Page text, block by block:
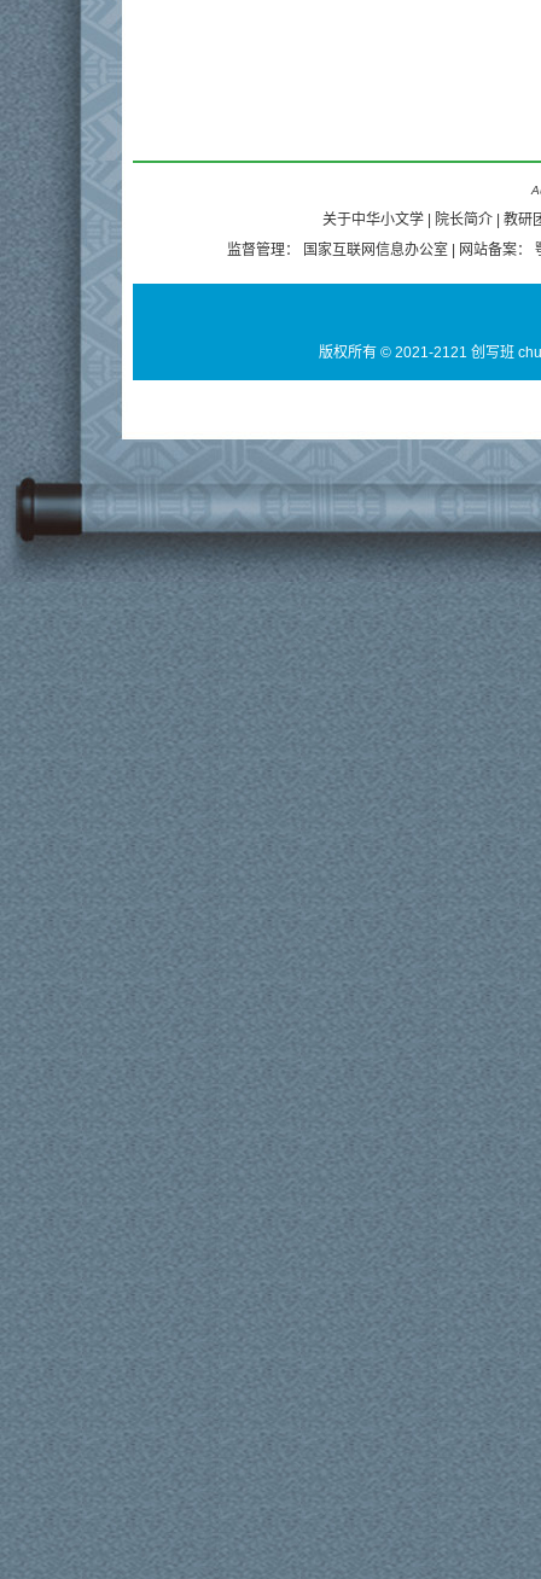
关于中华小文学 院长简介
教研
监督管理：
国家互联网信息办公室 | 网站备案：
版权所有 © 2021-2121 创写班